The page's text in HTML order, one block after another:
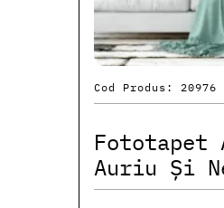
Cod Produs: 20976
Fototapet
Auriu Și